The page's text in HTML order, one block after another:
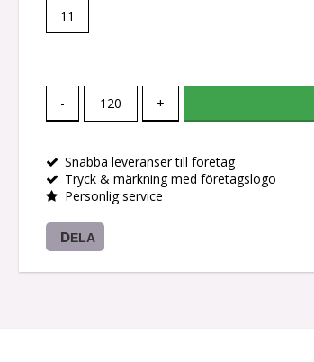
11
- +
Snabba leveranser till företag
Tryck & märkning med företagslogo
Personlig service
DELA